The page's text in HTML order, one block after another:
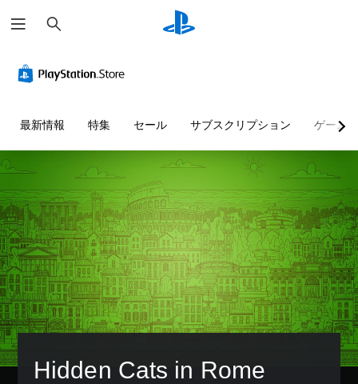
索
最新情報 特集 セール サブスクリプション ゲーム
Hidden Cats in Rome